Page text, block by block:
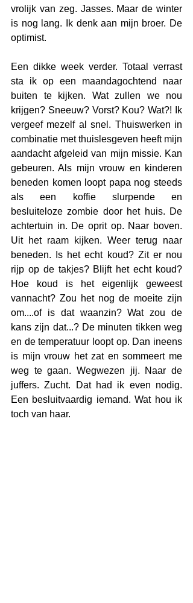
vrolijk van zeg. Jasses. Maar de winter
is nog lang. Ik denk aan mijn broer. De
optimist.
Een dikke week verder. Totaal verrast
sta ik op een maandagochtend naar
buiten te kijken. Wat zullen we nou
krijgen? Sneeuw? Vorst? Kou? Wat?! Ik
vergeef mezelf al snel. Thuiswerken in
combinatie met thuislesgeven heeft mijn
aandacht afgeleid van mijn missie. Kan
gebeuren. Als mijn vrouw en kinderen
beneden komen loopt papa nog steeds
als een koffie slurpende en
besluiteloze zombie door het huis. De
achtertuin in. De oprit op. Naar boven.
Uit het raam kijken. Weer terug naar
beneden. Is het echt koud? Zit er nou
rijp op de takjes? Blijft het echt koud?
Hoe koud is het eigenlijk geweest
vannacht? Zou het nog de moeite zijn
om....of is dat waanzin? Wat zou de
kans zijn dat...? De minuten tikken weg
en de temperatuur loopt op. Dan ineens
is mijn vrouw het zat en sommeert me
weg te gaan. Wegwezen jij. Naar de
juffers. Zucht. Dat had ik even nodig.
Een besluitvaardig iemand. Wat hou ik
toch van haar.